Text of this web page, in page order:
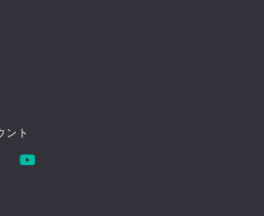
ント